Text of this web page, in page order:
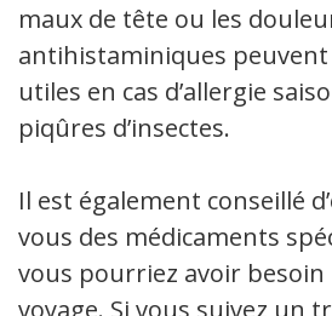
maux de tête ou les
antihistaminiques
utiles en cas d’allergie
piqûres d’insectes.
Il est également conseillé
vous des médicaments
vous pourriez avoir
voyage. Si vous suivez un